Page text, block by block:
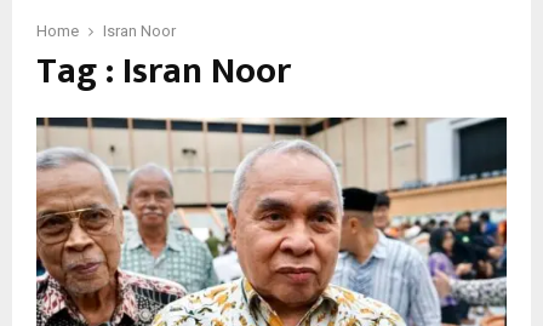
Home Isran Noor
Tag : Isran Noor